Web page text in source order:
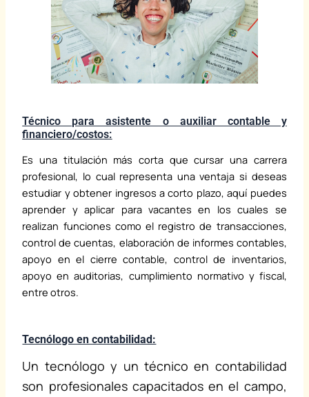
Técnico para asistente o auxiliar contable y
financiero/costos:
Es una titulación más corta que cursar una carrera
profesional, lo cual representa una ventaja si deseas
estudiar y obtener ingresos a corto plazo, aquí puedes
aprender y aplicar para vacantes en los cuales se
realizan funciones como el registro de transacciones,
control de cuentas, elaboración de informes contables,
apoyo en el cierre contable, control de inventarios,
apoyo en auditorias, cumplimiento normativo y fiscal,
entre otros.
Tecnólogo en contabilidad:
Un tecnólogo y un técnico en contabilidad
son profesionales capacitados en el campo,